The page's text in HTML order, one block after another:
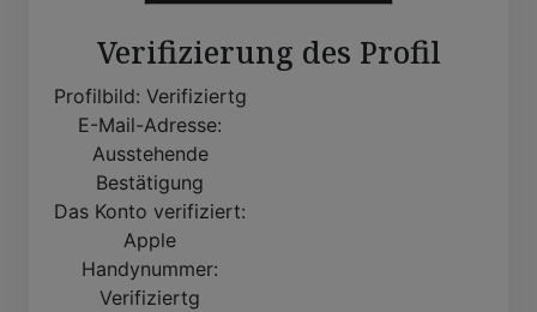
Verifizierung des Profil
Profilbild: Verifiziertg
E-Mail-Adresse:
Ausstehende
Bestätigung
Das Konto verifiziert:
Apple
Handynummer:
Verifiziertg